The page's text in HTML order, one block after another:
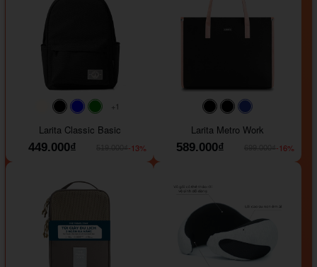
#faf0e6
#000000#0000FF#008000
+1
Larita Classic Basic
449.000₫
-13%
#000000#000000
Larita Metro Work
589.000₫
-16%